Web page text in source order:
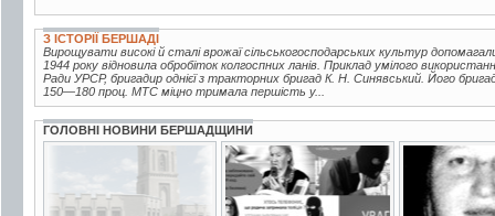
З ІСТОРІЇ БЕРШАДІ
Вирощувати високі й сталі врожаї сільськогосподарських культур
1944 року відновила обробіток колгоспних ланів. Приклад умілого
Ради УРСР, бригадир однієї з тракторних бригад К. Н. Синявський. Його
150—180 проц. МТС міцно тримала першість у...
ГОЛОВНІ НОВИНИ БЕРШАДЩИНИ